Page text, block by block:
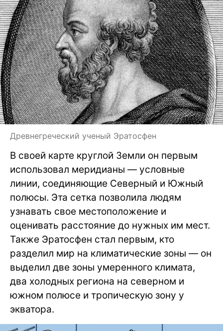
Древнегреческий ученый Эратосфен
В своей карте круглой Земли он первым
использовал меридианы — условные
линии, соединяющие Северный и Южный
полюсы. Эта сетка позволила людям
узнавать свое местоположение и
оценивать расстояние до нужных им мест.
Также Эратосфен стал первым, кто
разделил мир на климатические зоны — он
выделил две зоны умеренного климата,
два холодных региона на северном и
южном полюсе и тропическую зону у
экватора.